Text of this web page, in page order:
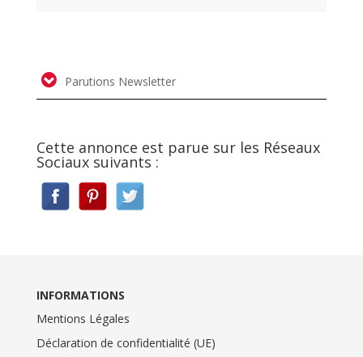
Parutions Newsletter
Cette annonce est parue sur les Réseaux
Sociaux suivants :
INFORMATIONS
Mentions Légales
Déclaration de confidentialité (UE)